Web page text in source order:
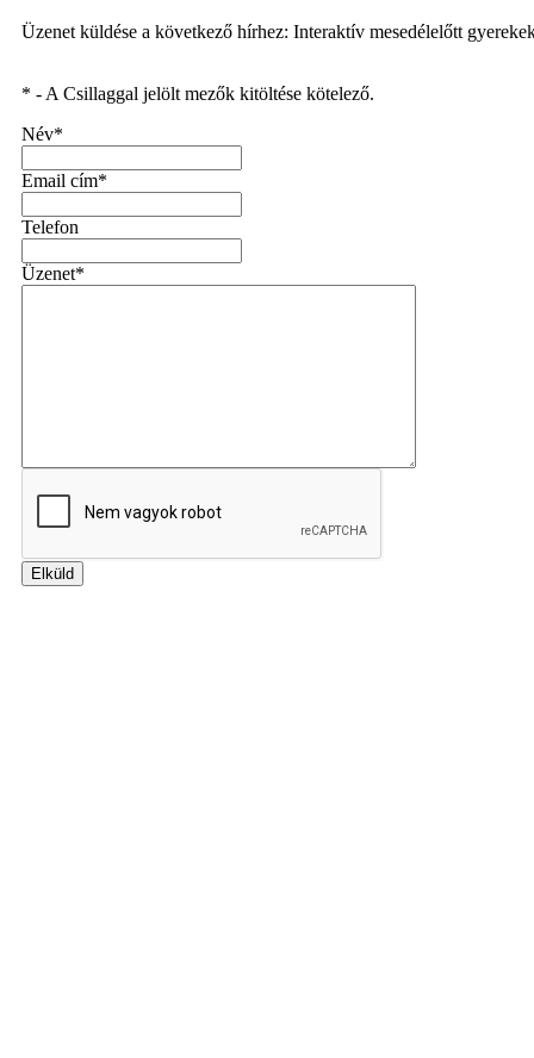
Üzenet küldése a következő hírhez: Interaktív mesedélelőtt
* - A Csillaggal jelölt mezők kitöltése kötelező.
Név*
Email cím*
Telefon
Üzenet*